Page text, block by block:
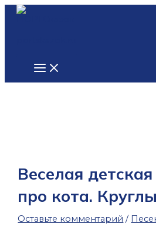
Перейти
Main
Веселая
про кота.
Оставьте комментарий /
Введите
Name*
Email*
Сайт